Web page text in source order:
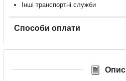
Інші транспортні служби
Способи оплати
Опис